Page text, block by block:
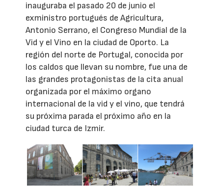
inauguraba el pasado 20 de junio el
exministro portugués de Agricultura,
Antonio Serrano, el Congreso Mundial de la
Vid y el Vino en la ciudad de Oporto. La
región del norte de Portugal, conocida por
los caldos que llevan su nombre, fue una de
las grandes protagonistas de la cita anual
organizada por el máximo organo
internacional de la vid y el vino, que tendrá
su próxima parada el próximo año en la
ciudad turca de Izmir.